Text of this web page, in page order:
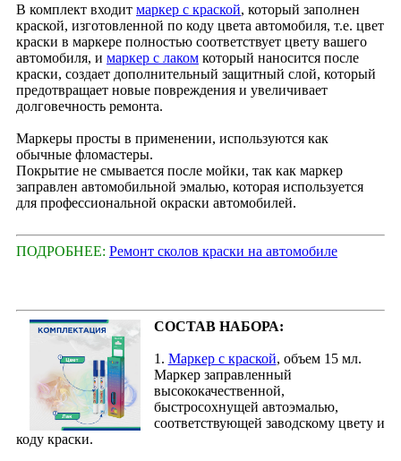
В комплект входит маркер с краской, который заполнен
краской, изготовленной по коду цвета автомобиля, т.е. цвет
краски в маркере полностью соответствует цвету вашего
автомобиля, и маркер с лаком который наносится после
краски, создает дополнительный защитный слой, который
предотвращает новые повреждения и увеличивает
долговечность ремонта.
Маркеры просты в применении, используются как
обычные фломастеры.
Покрытие не смывается после мойки, так как маркер
заправлен автомобильной эмалью, которая используется
для профессиональной окраски автомобилей.
ПОДРОБНЕЕ: Ремонт сколов краски на автомобиле
СОСТАВ НАБОРА:
1. Маркер с краской, объем 15 мл.
Маркер заправленный
высококачественной,
быстросохнущей автоэмалью,
соответствующей заводскому цвету и
коду краски.